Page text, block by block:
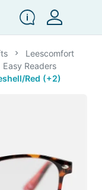
Leescomfort
Easy Readers
Red (+2)